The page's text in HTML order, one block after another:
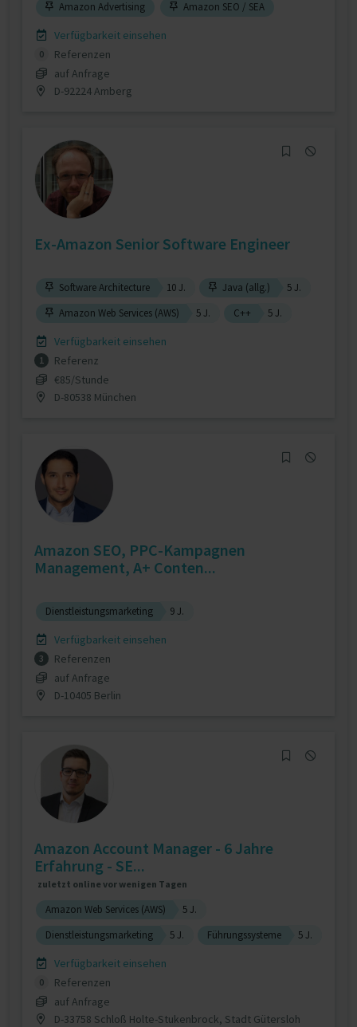
Amazon Advertising Amazon SEO / SEA
Verfügbarkeit einsehen
0
Referenzen
auf Anfrage
D-92224 Amberg
Ex-Amazon Senior Software Engineer
Software Architecture 10 J. Java (allg.)
5 J.
Amazon Web Services (AWS)
5 J. C++ 5 J.
Verfügbarkeit einsehen
1
Referenz
€85/Stunde
D-80538 München
Amazon SEO, PPC-Kampagnen
Management, A+ Conten...
Dienstleistungsmarketing 9 J.
Verfügbarkeit einsehen
3
Referenzen
auf Anfrage
D-10405 Berlin
Amazon Account Manager - 6 Jahre
Erfahrung - SE...
zuletzt online vor wenigen Tagen
Amazon Web Services (AWS)
5 J.
Dienstleistungsmarketing
5 J. Führungssysteme 5 J.
Verfügbarkeit einsehen
0
Referenzen
auf Anfrage
D-33758 Schloß Holte-Stukenbrock, Stadt Gütersloh